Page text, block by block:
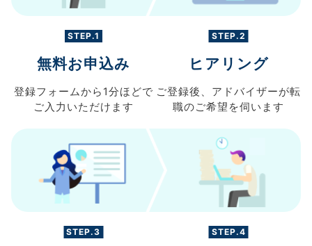
STEP.1
無料お申込み
登録フォームから 1分ほどで
ご入力 いただけます
STEP.2
ヒアリング
ご登録後、 アドバイザーが転
職のご希望を伺います
STEP.3 STEP.4